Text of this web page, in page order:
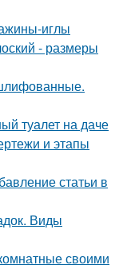
иглы
- размеры
туалет на даче
и этапы
статьи в
Виды
своими